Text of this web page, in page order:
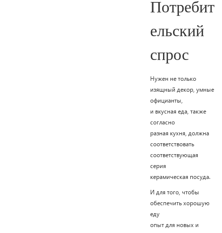
Потребит
ельский
спрос
Нужен не только
изящный декор, умные
официанты,
и вкусная еда, также
согласно
разная кухня, должна
соответствовать
соответствующая
серия
керамическая посуда.
И для того, чтобы
обеспечить хорошую
еду
опыт для новых и